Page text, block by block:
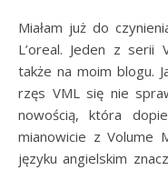
Miałam już do czynienia z kilkoma tuszami do rzęs marki
L’oreal. Jeden z serii
także na moim blogu.
rzęs VML się nie
nowością, która
mianowicie z Volume
języku angielskim